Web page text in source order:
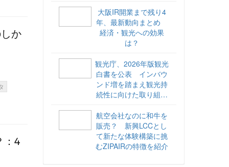
か
：4
海外DMOのリアル
vol.6】
大阪IR開業まで残り4
年、最新動向まとめ
経済・観光への効果
は？
観光庁、2026年版観光
白書を公表 インバウ
ンド増を踏まえ観光持
続性に向けた取り組み
航空会社なのに和牛を
販売？ 新興LCCとし
て新たな体験構築に挑
むZIPAIRの特徴を紹介